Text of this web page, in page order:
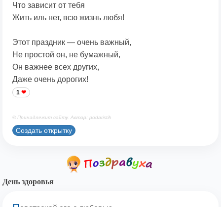
Что зависит от тебя
Жить иль нет, всю жизнь любя!
Этот праздник — очень важный,
Не простой он, не бумажный,
Он важнее всех других,
Даже очень дорогих!
1
© Принадлежит сайту. Автор: podaristih
Создать открытку
День здоровья